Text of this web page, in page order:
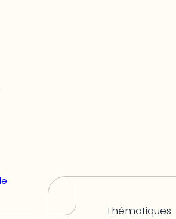
Thématiques